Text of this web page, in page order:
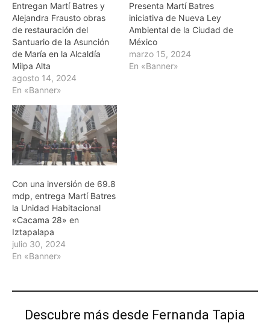
Entregan Martí Batres y
Alejandra Frausto obras
de restauración del
Santuario de la Asunción
de María en la Alcaldía
Milpa Alta
agosto 14, 2024
En «Banner»
Presenta Martí Batres
iniciativa de Nueva Ley
Ambiental de la Ciudad de
México
marzo 15, 2024
En «Banner»
Con una inversión de 69.8
mdp, entrega Martí Batres
la Unidad Habitacional
«Cacama 28» en
Iztapalapa
julio 30, 2024
En «Banner»
Descubre más desde Fernanda Tapia